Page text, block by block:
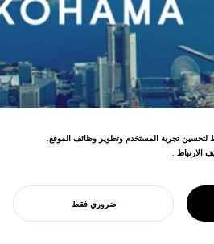
الصناعة والأوساط الأكاديمية والحكومة والمجتمع،
لتعزيز الابتكار الإقليمي.
لتحسين تجربة المستخدم وتطوير وظائف الموقع.
الارتباط
الارتباط .
ضروري فقط